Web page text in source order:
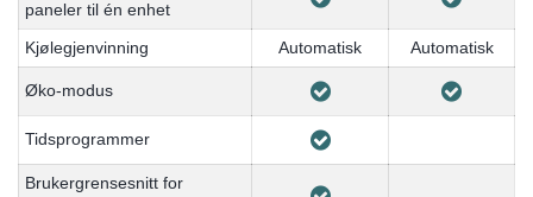
paneler til én enhet
Kjølegjenvinning
Automatisk Automatisk
Øko-modus
Tidsprogrammer
Brukergrensesnitt for